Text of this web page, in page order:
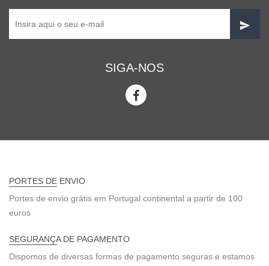
SIGA-NOS
PORTES DE ENVIO
Portes de envio grátis em Portugal continental a partir de 100
euros
SEGURANÇA DE PAGAMENTO
Dispomos de diversas formas de pagamento seguras e estamos